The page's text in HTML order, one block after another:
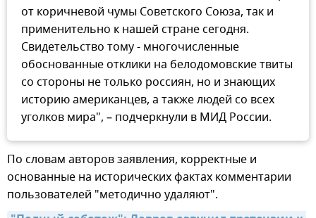
от коричневой чумы Советского Союза, так и
применительно к нашей стране сегодня.
Свидетельство тому - многочисленные
обоснованные отклики на белодомовские твиты
со стороны не только россиян, но и знающих
историю американцев, а также людей со всех
уголков мира", – подчеркнули в МИД России.
По словам авторов заявления, корректные и
основанные на исторических фактах комментарии
пользователей "методично удаляют".